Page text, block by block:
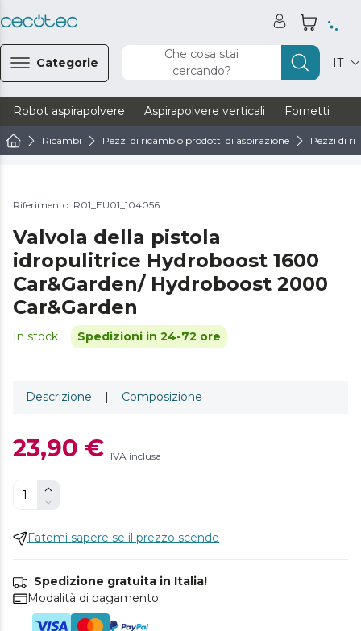
Categorie
Che cosa stai
cercando?
IT
Robot aspirapolvere Aspirapolvere verticali Fornetti
Ricambi Pezzi di ricambio prodotti di aspirazione Pezzi di
Riferimento: R01_EU01_104056
Valvola della pistola
idropulitrice Hydroboost 1600
Car&Garden/ Hydroboost 2000
Car&Garden
In stock Spedizioni in 24-72 ore
Descrizione | Composizione
23,90 € IVA inclusa
Fatemi sapere se il prezzo scende
Spedizione gratuita in Italia!
Modalità di pagamento.